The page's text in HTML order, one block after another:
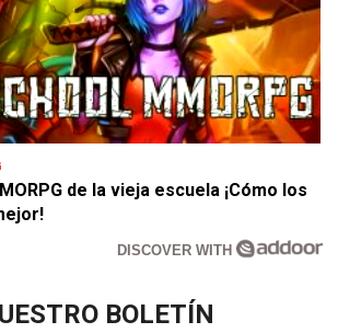
de la vieja escuela ¡Cómo los
DISCOVER WITH
BOLETÍN